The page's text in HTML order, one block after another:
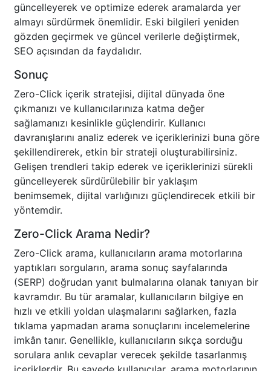
güncelleyerek ve optimize ederek aramalarda yer
almayı sürdürmek önemlidir. Eski bilgileri yeniden
gözden geçirmek ve güncel verilerle değiştirmek,
SEO açısından da faydalıdır.
Sonuç
Zero-Click içerik stratejisi, dijital dünyada öne
çıkmanızı ve kullanıcılarınıza katma değer
sağlamanızı kesinlikle güçlendirir. Kullanıcı
davranışlarını analiz ederek ve içeriklerinizi buna göre
şekillendirerek, etkin bir strateji oluşturabilirsiniz.
Gelişen trendleri takip ederek ve içeriklerinizi sürekli
güncelleyerek sürdürülebilir bir yaklaşım
benimsemek, dijital varlığınızı güçlendirecek etkili bir
yöntemdir.
Zero-Click Arama Nedir?
Zero-Click arama, kullanıcıların arama motorlarına
yaptıkları sorguların, arama sonuç sayfalarında
(SERP) doğrudan yanıt bulmalarına olanak tanıyan bir
kavramdır. Bu tür aramalar, kullanıcıların bilgiye en
hızlı ve etkili yoldan ulaşmalarını sağlarken, fazla
tıklama yapmadan arama sonuçlarını incelemelerine
imkân tanır. Genellikle, kullanıcıların sıkça sorduğu
sorulara anlık cevaplar verecek şekilde tasarlanmış